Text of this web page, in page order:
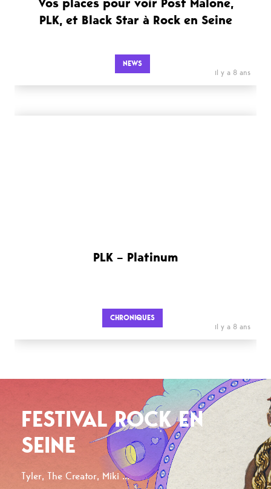
PLK, et Black Star à Rock en Seine
NEWS
il y a 8 ans
PLK – Platinum
CHRONIQUES
il y a 8 ans
FESTIVAL ROCK EN
SEINE
Tyler, The Creator, Miki ...